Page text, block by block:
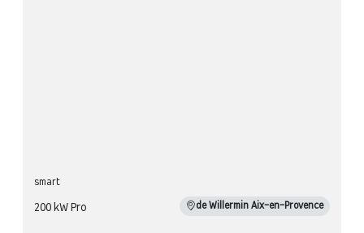
smart
200 kW Pro de Willermin Aix-en-Provence